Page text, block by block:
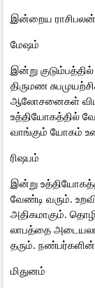
இன்றைய ராசிபலன்
மேஷம்
இன்று
திருமண
ஆலோசனைகள்
உத்தியோகத்தில்
வாங்கும் யோகம்
ரிஷபம்
இன்று
வேண்டி வரும்.
அதிகமாகும்.
லாபத்தை
தரும். நண்பர்களின்
மிதுனம்